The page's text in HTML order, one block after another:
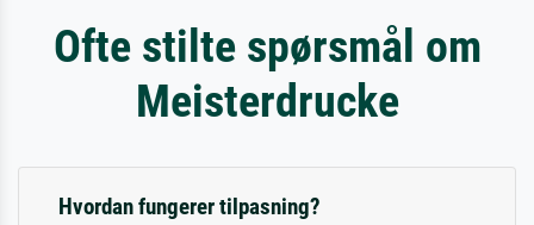
Ofte stilte spørsmål om
Meisterdrucke
Hvordan fungerer tilpasning?